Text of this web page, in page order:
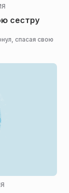
сестру
спасая свою